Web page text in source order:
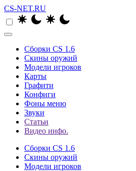
CS-NET.RU
Сборки CS 1.6
Скины оружий
Модели игроков
Карты
Графити
Конфиги
Фоны меню
Звуки
Статьи
Видео инфо.
Сборки CS 1.6
Скины оружий
Модели игроков